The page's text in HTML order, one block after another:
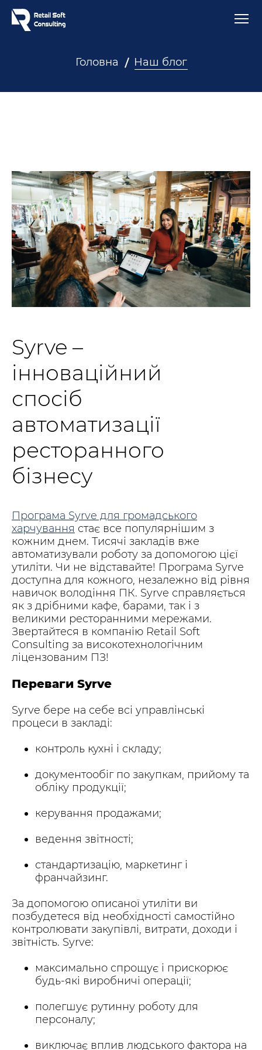
Головна Наш блог
Syrve –
інноваційний
спосіб
автоматизації
ресторанного
бізнесу
Програма Syrve для громадського
харчування стає все популярнішим з
кожним днем. Тисячі закладів вже
автоматизували роботу за допомогою цієї
утиліти. Чи не відставайте! Програма Syrve
доступна для кожного, незалежно від рівня
навичок володіння ПК. Syrve справляється
як з дрібними кафе, барами, так і з
великими ресторанними мережами.
Звертайтеся в компанію Retail Soft
Consulting за високотехнологічним
ліцензованим ПЗ!
Переваги Syrve
Syrve бере на себе всі управлінські
процеси в закладі:
контроль кухні і складу;
документообіг по закупкам, прийому та
обліку продукції;
керування продажами;
ведення звітності;
стандартизацію, маркетинг і
франчайзинг.
За допомогою описаної утиліти ви
позбудетеся від необхідності самостійно
контролювати закупівлі, витрати, доходи і
звітність. Syrve:
максимально спрощує і прискорює
будь-які виробничі операції;
полегшує рутинну роботу для
персоналу;
виключає вплив людського фактора на